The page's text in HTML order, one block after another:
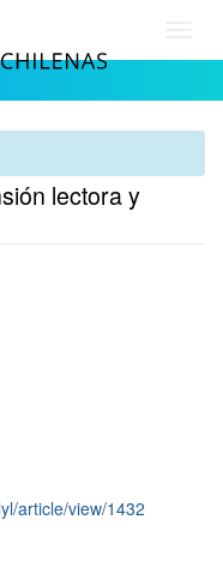
lectora y
article/view/1432